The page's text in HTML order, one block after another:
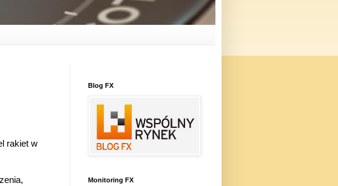
rakiet w
Blog FX
Monitoring FX